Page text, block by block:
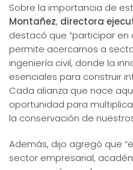
Sobre la importancia de
Montañez, directora
destacó que “participar
permite acercarnos a
ingeniería civil, donde la
esenciales para construir
Cada alianza que nace
oportunidad para
la conservación de
Además, dijo agregó que
sector empresarial,